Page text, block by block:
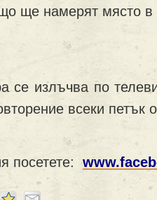
ще намерят място в
се излъчва по
всеки петък
посетете: